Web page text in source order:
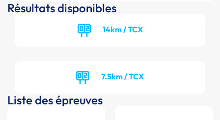
Résultats disponibles
14km / TCX
7.5km / TCX
Liste des épreuves